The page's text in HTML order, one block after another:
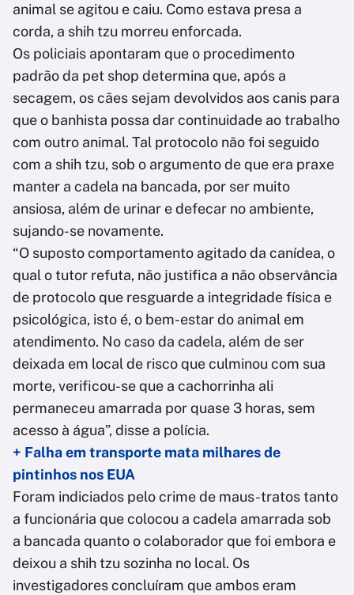
animal se agitou e caiu. Como estava presa a
corda, a shih tzu morreu enforcada.
Os policiais apontaram que o procedimento
padrão da pet shop determina que, após a
secagem, os cães sejam devolvidos aos canis para
que o banhista possa dar continuidade ao trabalho
com outro animal. Tal protocolo não foi seguido
com a shih tzu, sob o argumento de que era praxe
manter a cadela na bancada, por ser muito
ansiosa, além de urinar e defecar no ambiente,
sujando-se novamente.
“O suposto comportamento agitado da canídea, o
qual o tutor refuta, não justifica a não observância
de protocolo que resguarde a integridade física e
psicológica, isto é, o bem-estar do animal em
atendimento. No caso da cadela, além de ser
deixada em local de risco que culminou com sua
morte, verificou-se que a cachorrinha ali
permaneceu amarrada por quase 3 horas, sem
acesso à água”, disse a polícia.
+ Falha em transporte mata milhares de
pintinhos nos EUA
Foram indiciados pelo crime de maus-tratos tanto
a funcionária que colocou a cadela amarrada sob
a bancada quanto o colaborador que foi embora e
deixou a shih tzu sozinha no local. Os
investigadores concluíram que ambos eram